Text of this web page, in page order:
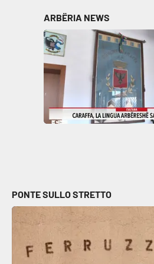
Parchi Marini Calabria
Leggendo Alvaro insieme
Imprese Di Calabria
Le perfidie di Antonella Grippo
LaC TV
ARBËRIA NEWS
PONTE SULLO STRETTO